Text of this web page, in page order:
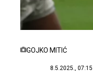
GOJKO MITIĆ
8.5.2025., 07:15